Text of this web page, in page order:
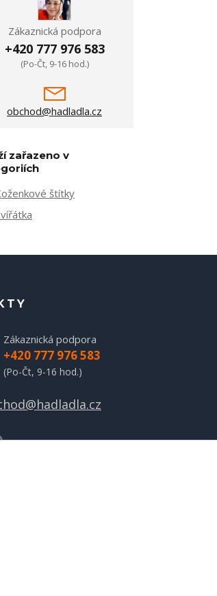
Zákaznická podpora
+420 777 976 583
(Po-Čt, 9-16 hod.)
obchod@hadladla.cz
zařazeno v
štítky
Zákaznická podpora
+420 777 976 583
(Po-Čt, 9-16 hod.)